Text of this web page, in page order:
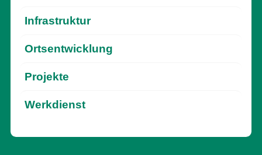
Infrastruktur
Ortsentwicklung
Projekte
Werkdienst